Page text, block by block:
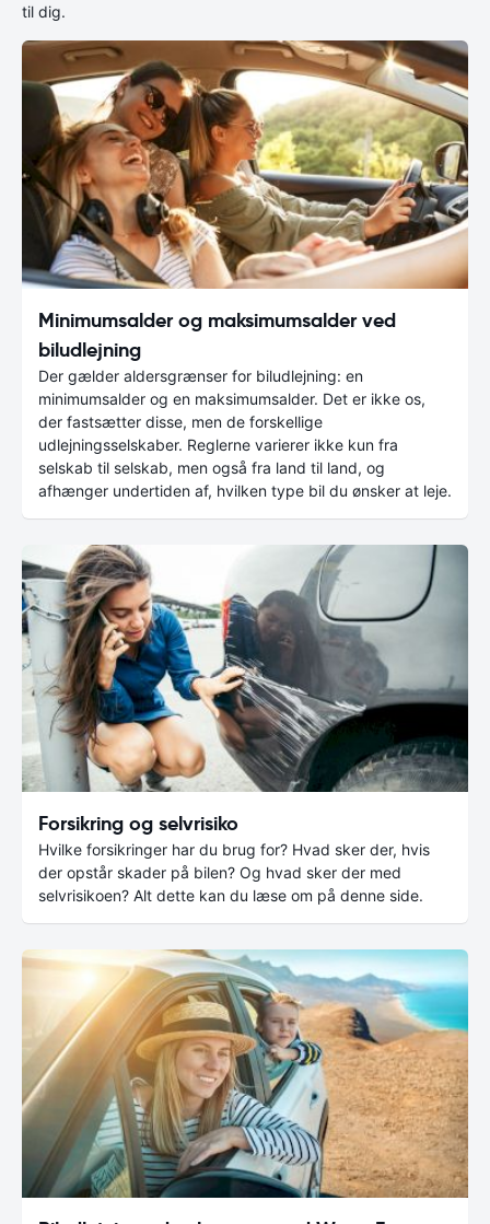
til dig.
Minimumsalder og maksimumsalder ved
biludlejning
Der gælder aldersgrænser for biludlejning: en
minimumsalder og en maksimumsalder. Det er ikke os,
der fastsætter disse, men de forskellige
udlejningsselskaber. Reglerne varierer ikke kun fra
selskab til selskab, men også fra land til land, og
afhænger undertiden af, hvilken type bil du ønsker at leje.
Forsikring og selvrisiko
Hvilke forsikringer har du brug for? Hvad sker der, hvis
der opstår skader på bilen? Og hvad sker der med
selvrisikoen? Alt dette kan du læse om på denne side.